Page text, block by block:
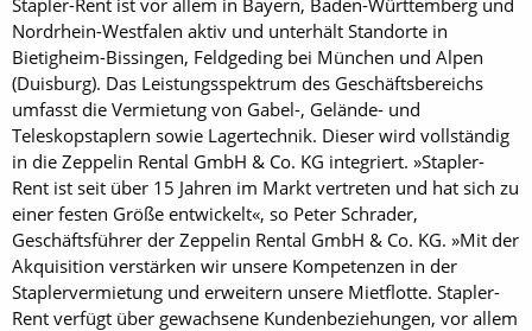
Stapler-Rent ist vor allem in Bayern, Baden-Württemberg und
Nordrhein-Westfalen aktiv und unterhält Standorte in
Bietigheim-Bissingen, Feldgeding bei München und Alpen
(Duisburg). Das Leistungsspektrum des Geschäftsbereichs
umfasst die Vermietung von Gabel-, Gelände- und
Teleskopstaplern sowie Lagertechnik. Dieser wird vollständig
in die Zeppelin Rental GmbH & Co. KG integriert. »Stapler-
Rent ist seit über 15 Jahren im Markt vertreten und hat sich zu
einer festen Größe entwickelt«, so Peter Schrader,
Geschäftsführer der Zeppelin Rental GmbH & Co. KG. »Mit der
Akquisition verstärken wir unsere Kompetenzen in der
Staplervermietung und erweitern unsere Mietflotte. Stapler-
Rent verfügt über gewachsene Kundenbeziehungen, vor allem